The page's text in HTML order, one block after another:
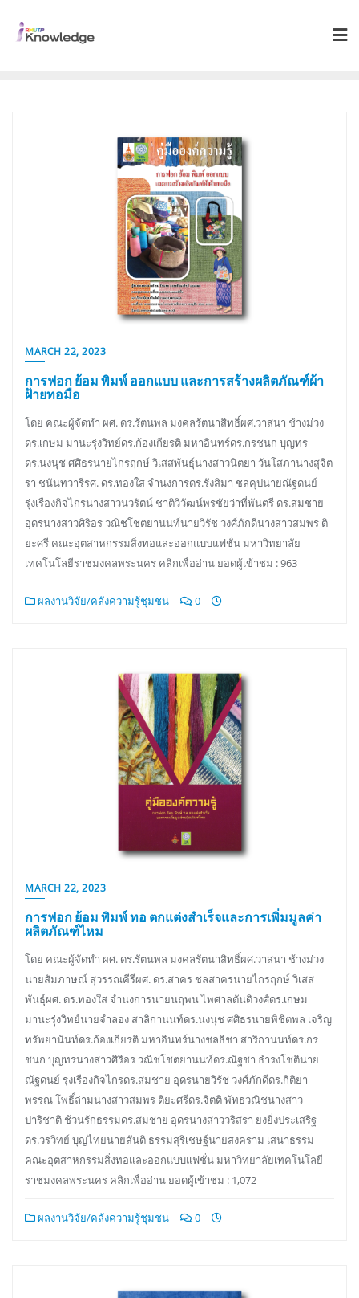
MARCH 22, 2023
การฟอก ย้อม พิมพ์ ออกแบบ และการสร้างผลิตภัณฑ์ผ้า
ฝ้ายทอมือ
โดย คณะผู้จัดทำ ผศ. ดร.รัตนพล มงคลรัตนาสิทธิ์ผศ.วาสนา ช้างม่วง
ดร.เกษม มานะรุ่งวิทย์ดร.ก้องเกียรติ มหาอินทร์ดร.กรชนก บุญทร
ดร.นงนุช ศศิธรนายไกรฤกษ์ วิเสสพันธุ์นางสาวนิตยา วันโสภานางสุจิต
รา ชนันทวารีรศ. ดร.ทองใส จำนงการดร.รังสิมา ชลคุปนายณัฐดนย์
รุ่งเรืองกิจไกรนางสาวนวรัตน์ ชาติวิวัฒน์พรชัยว่าที่พันตรี ดร.สมชาย
อุดรนางสาวศิริอร วณิชโชตยานนท์นายวิรัช วงศ์ภักดีนางสาวสมพร ติ
ยะศรี คณะอุตสาหกรรมสิ่งทอและออกแบบแฟชั่น มหาวิทยาลัย
เทคโนโลยีราชมงคลพระนคร คลิกเพื่ออ่าน ยอดผู้เข้าชม : 963
ผลงานวิจัย/คลังความรู้ชุมชน 0
MARCH 22, 2023
การฟอก ย้อม พิมพ์ ทอ ตกแต่งสำเร็จและการเพิ่มมูลค่า
ผลิตภัณฑ์ไหม
โดย คณะผู้จัดทำ ผศ. ดร.รัตนพล มงคลรัตนาสิทธิ์ผศ.วาสนา ช้างม่วง
นายสัมภาษณ์ สุวรรณคีรีผศ. ดร.สาคร ชลสาครนายไกรฤกษ์ วิเสส
พันธุ์ผศ. ดร.ทองใส จำนงการนายนฤพน ไพศาลตันติวงศ์ดร.เกษม
มานะรุ่งวิทย์นายจำลอง สาลิกานนท์ดร.นงนุช ศศิธรนายพิชิตพล เจริญ
ทรัพยานันท์ดร.ก้องเกียรติ มหาอินทร์นางชลธิชา สาริกานนท์ดร.กร
ชนก บุญทรนางสาวศิริอร วณิชโชตยานนท์ดร.ณัฐชา ธำรงโชตินาย
ณัฐดนย์ รุ่งเรืองกิจไกรดร.สมชาย อุดรนายวิรัช วงศ์ภักดีดร.กิติยา
พรรณ โพธิ์ล่ามนางสาวสมพร ติยะศรีดร.จิตติ พัทธวณิชนางสาว
ปาริชาติ ช้วนรักธรรมดร.สมชาย อุดรนางสาววริสรา ยงยิ่งประเสริฐ
ดร.วรวิทย์ บุญไทยนายสันติ ธรรมสุริเชษฐ์นายสงคราม เสนาธรรม
คณะอุตสาหกรรมสิ่งทอและออกแบบแฟชั่น มหาวิทยาลัยเทคโนโลยี
ราชมงคลพระนคร คลิกเพื่ออ่าน ยอดผู้เข้าชม : 1,072
ผลงานวิจัย/คลังความรู้ชุมชน 0